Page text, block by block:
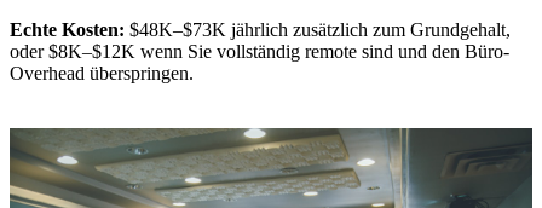
Echte Kosten: $48K–$73K jährlich zusätzlich zum Grundgehalt,
oder $8K–$12K wenn Sie vollständig remote sind und den Büro-
Overhead überspringen.